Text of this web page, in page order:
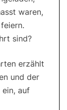
waren,
sind?
erzählt
und der
ein, auf